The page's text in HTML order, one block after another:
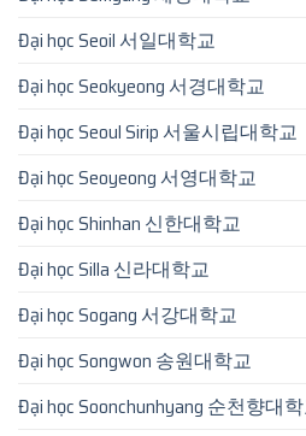
Đại học Seoil 서일대학교
Đại học Seokyeong 서경대학교
Đại học Seoul Sirip 서울시립대학교
Đại học Seoyeong 서영대학교
Đại học Shinhan 신한대학교
Đại học Silla 신라대학교
Đại học Sogang 서강대학교
Đại học Songwon 송원대학교
Đại học Soonchunhyang 순천향대